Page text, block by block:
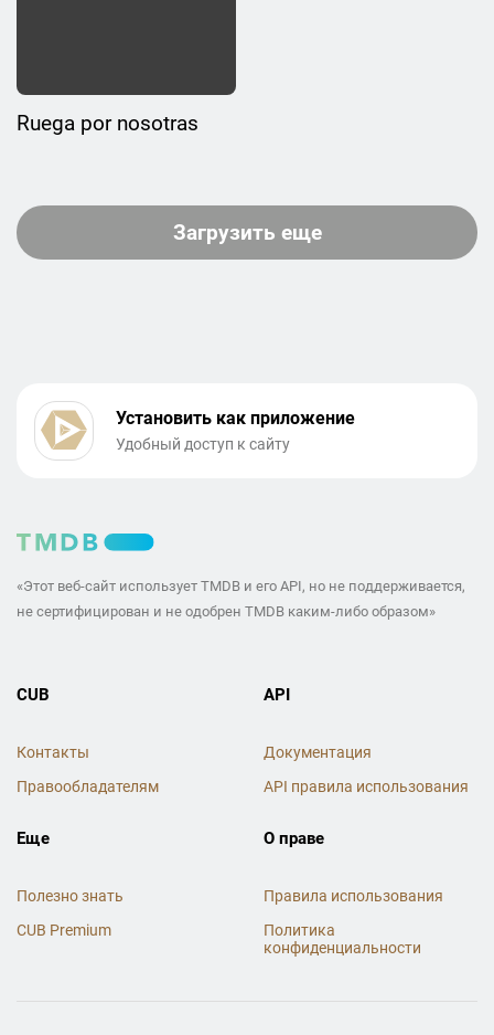
Ruega por nosotras
Загрузить еще
Установить как приложение
Удобный доступ к сайту
«Этот веб-сайт использует TMDB и его API, но не поддерживается,
не сертифицирован и не одобрен TMDB каким-либо образом»
CUB
Контакты
Правообладателям
API
Документация
API правила использования
Еще
Полезно знать
CUB Premium
О праве
Правила использования
Политика
конфиденциальности